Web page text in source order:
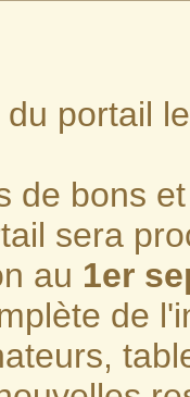
portail
de bons
sera
au 1er
de